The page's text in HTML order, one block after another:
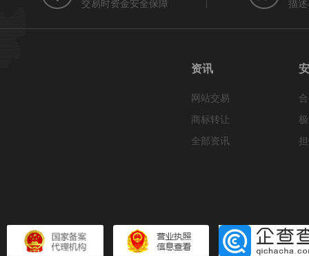
交易时资金安全保障 描
资讯
网站交易
商标转让
全部资讯